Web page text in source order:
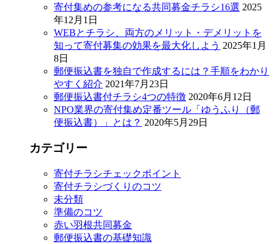
寄付集めの参考になる共同募金チラシ16選 2025
年12月1日
WEBとチラシ、両方のメリット・デメリットを
知って寄付募集の効果を最大化しよう 2025年1月
8日
郵便振込書を独自で作成するには？手順をわかり
やすく紹介 2021年7月23日
郵便振込書付チラシ4つの特徴 2020年6月12日
NPO業界の寄付集め定番ツール「ゆうふり（郵
便振込書）」とは？ 2020年5月29日
カテゴリー
寄付チラシチェックポイント
寄付チラシづくりのコツ
未分類
準備のコツ
赤い羽根共同募金
郵便振込書の基礎知識